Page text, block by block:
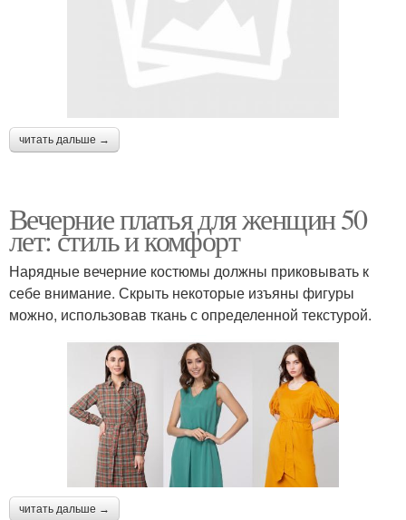
читать дальше →
Вечерние платья для женщин 50
лет: стиль и комфорт
Нарядные вечерние костюмы должны приковывать к
себе внимание. Скрыть некоторые изъяны фигуры
можно, использовав ткань с определенной текстурой.
читать дальше →